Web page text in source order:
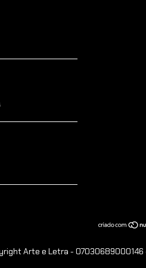
Arte e Letra -